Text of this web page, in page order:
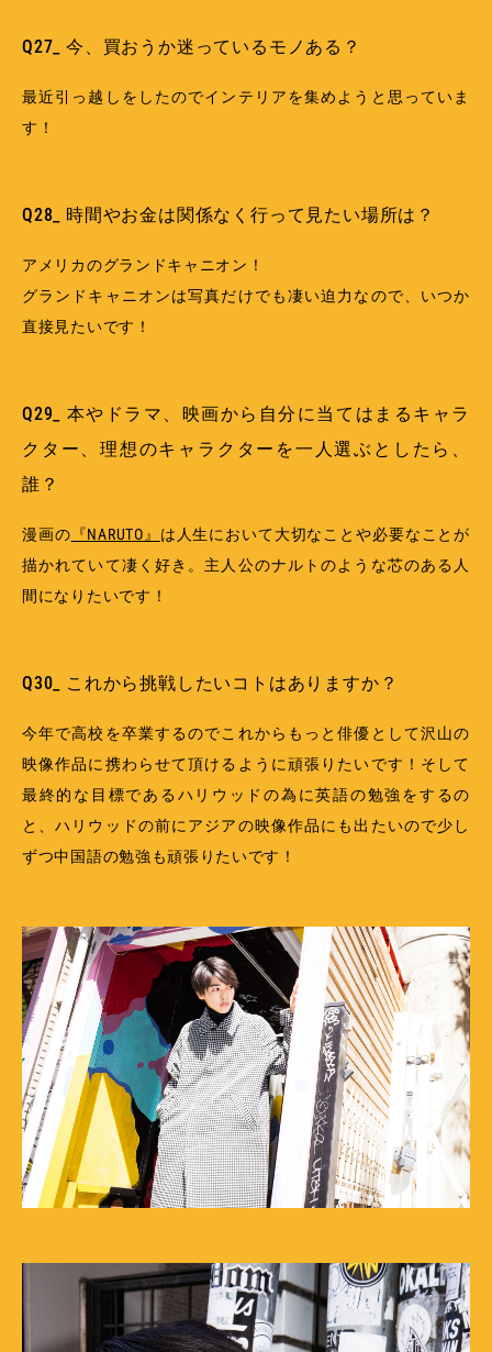
Q27_ 今、買おうか迷っているモノある？
最近引っ越しをしたのでインテリアを集めようと思っていま
す！
Q28_ 時間やお金は関係なく行って見たい場所は？
アメリカのグランドキャニオン！
グランドキャニオンは写真だけでも凄い迫力なので、いつか
直接見たいです！
Q29_ 本やドラマ、映画から自分に当てはまるキャラ
クター、理想のキャラクターを一人選ぶとしたら、
誰？
漫画の 『NARUTO』 は人生において大切なことや必要なことが
描かれていて凄く好き。主人公のナルトのような芯のある人
間になりたいです！
Q30_ これから挑戦したいコトはありますか？
今年で高校を卒業するのでこれからもっと俳優として沢山の
映像作品に携わらせて頂けるように頑張りたいです！そして
最終的な目標であるハリウッドの為に英語の勉強をするの
と、ハリウッドの前にアジアの映像作品にも出たいので少し
ずつ中国語の勉強も頑張りたいです！